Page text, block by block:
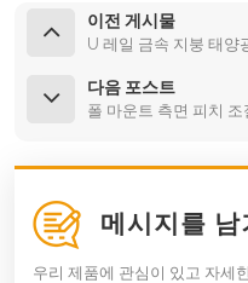
이전 게시물
U 레일 금속 지붕 태양
다음 포스트
폴 마운트 측면 피치 조
메시지를 남
우리 제품에 관심이 있고 자세